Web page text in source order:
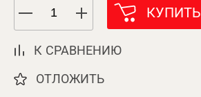
КУПИТЬ
К СРАВНЕНИЮ
ОТЛОЖИТЬ